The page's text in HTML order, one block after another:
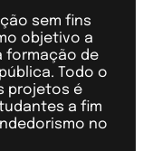
sem fins
objetivo a
formação de
Todo o
projetos é
a fim
no